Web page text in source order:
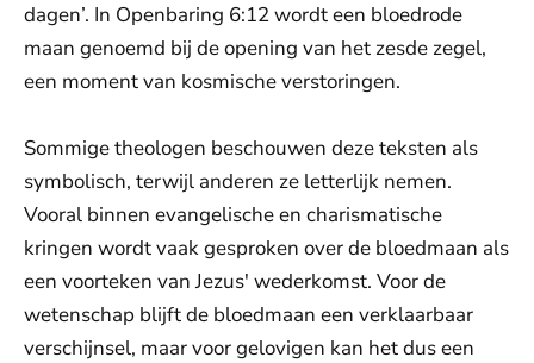
dagen’. In Openbaring 6:12 wordt een bloedrode
maan genoemd bij de opening van het zesde zegel,
een moment van kosmische verstoringen.
Sommige theologen beschouwen deze teksten als
symbolisch, terwijl anderen ze letterlijk nemen.
Vooral binnen evangelische en charismatische
kringen wordt vaak gesproken over de bloedmaan als
een voorteken van Jezus' wederkomst. Voor de
wetenschap blijft de bloedmaan een verklaarbaar
verschijnsel, maar voor gelovigen kan het dus een